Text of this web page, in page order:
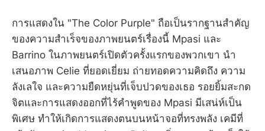
การแสดงใน "The Color Purple" ถือเป็นรากฐานสำคัญ
ของความสำเร็จของภาพยนตร์เรื่องนี้ Mpasi และ
Barrino ในภาพยนตร์เปิดตัวครั้งแรกของพวกเขา นำ
เสนอภาพ Celie ที่ยอดเยี่ยม ถ่ายทอดความคิดถึง ความ
ลังเลใจ และความยืดหยุ่นที่เจ็บปวดของเธอ รอยยิ้มสะกด
จิตและการแสดงออกที่ไร้คำพูดของ Mpasi มีเสน่ห์เป็น
พิเศษ ทำให้เกิดการแสดงตนบนหน้าจอที่ทรงพลัง เคมีที่